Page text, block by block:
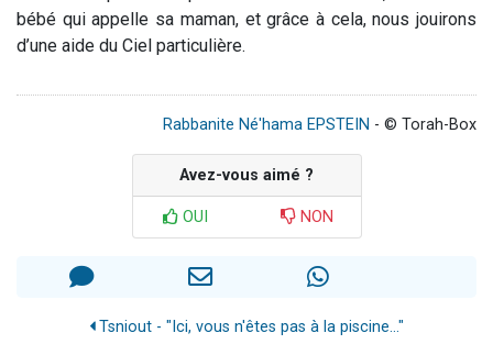
bébé qui appelle sa maman, et grâce à cela, nous jouirons
d’une aide du Ciel particulière.
Rabbanite Né'hama EPSTEIN - © Torah-Box
Avez-vous aimé ?
OUI NON
Tsniout - "Ici, vous n'êtes pas à la piscine..."